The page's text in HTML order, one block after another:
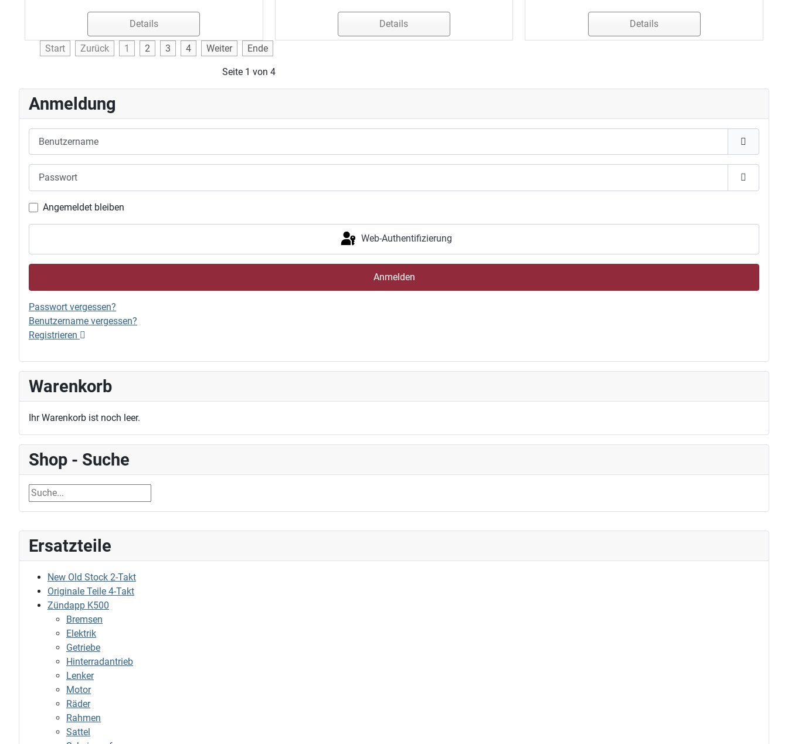
Ersatzteile
New Old Stock 2-Takt
Originale Teile 4-Takt
Zündapp K500
Bremsen
Elektrik
Getriebe
Hinterradantrieb
Lenker
Motor
Räder
Rahmen
Sattel
Details Details Details
Start Zurück 1 2 3 4 Weiter Ende
Seite 1 von 4
Anmeldung
Passwort
Angemeldet bleiben
Web-Authentifizierung
Anmelden
Passwort vergessen?
Benutzername vergessen?
Registrieren
Warenkorb
Ihr Warenkorb ist noch leer.
Shop - Suche